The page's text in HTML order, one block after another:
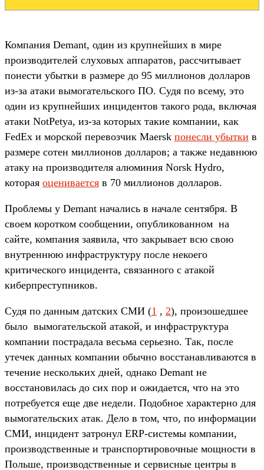
Компания Demant, один из крупнейших в мире
производителей слуховых аппаратов, рассчитывает
понести убытки в размере до 95 миллионов долларов
из-за атаки вымогательского ПО. Судя по всему, это
один из крупнейших инцидентов такого рода, включая
атаки NotPetya, из-за которых такие компании, как
FedEx и морской перевозчик Maersk понесли убытки в
размере сотен миллионов долларов; а также недавнюю
атаку на производителя алюминия Norsk Hydro,
которая оценивается в 70 миллионов долларов.
Проблемы у Demant начались в начале сентября. В
своем коротком сообщении, опубликованном на
сайте, компания заявила, что закрывает всю свою
внутреннюю инфраструктуру после некоего
критического инцидента, связанного с атакой
киберпреступников.
Судя по данным датских СМИ (1 , 2), произошедшее
было вымогательской атакой, и инфраструктура
компании пострадала весьма серьезно. Так, после
утечек данных компании обычно восстанавливаются в
течение нескольких дней, однако Demant не
восстановилась до сих пор и ожидается, что на это
потребуется еще две недели. Подобное характерно для
вымогательских атак. Дело в том, что, по информации
СМИ, инцидент затронул ERP-системы компании,
производственные и транспортировочные мощности в
Польше, производственные и сервисные центры в